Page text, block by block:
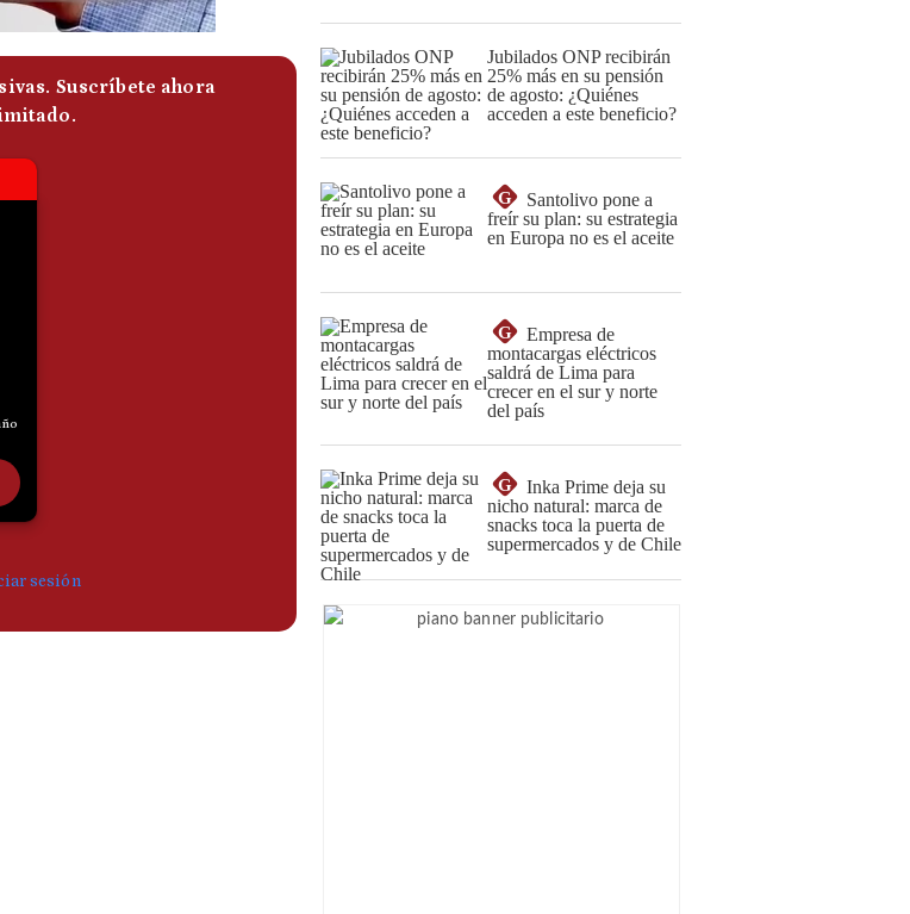
Jubilados ONP recibirán
25% más en su pensión
de agosto: ¿Quiénes
acceden a este beneficio?
G
Santolivo pone a
freír su plan: su estrategia
en Europa no es el aceite
G
Empresa de
montacargas eléctricos
saldrá de Lima para
crecer en el sur y norte
del país
G
Inka Prime deja su
nicho natural: marca de
snacks toca la puerta de
supermercados y de Chile